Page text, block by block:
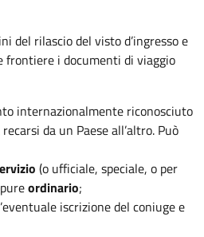
del rilascio del visto d’ingresso e
frontiere i documenti di viaggio
internazionalmente riconosciuto
da un Paese all’altro. Può
(o ufficiale, speciale, o per
ordinario;
iscrizione del coniuge e